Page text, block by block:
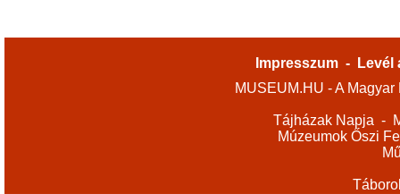
Impresszum -
Levél
MUSEUM.HU - A
Tájházak Napja -
Múzeumok Őszi